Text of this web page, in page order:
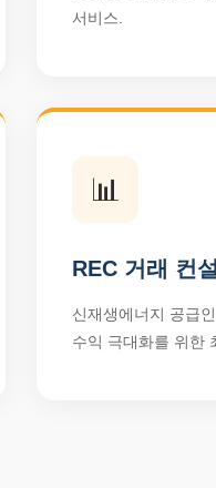
서비스.
📊
REC 거래 컨
신재생에너지 공급
수익 극대화를 위한